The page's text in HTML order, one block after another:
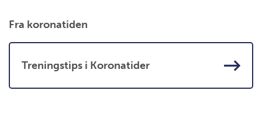
Fra koronatiden
Treningstips i Koronatider